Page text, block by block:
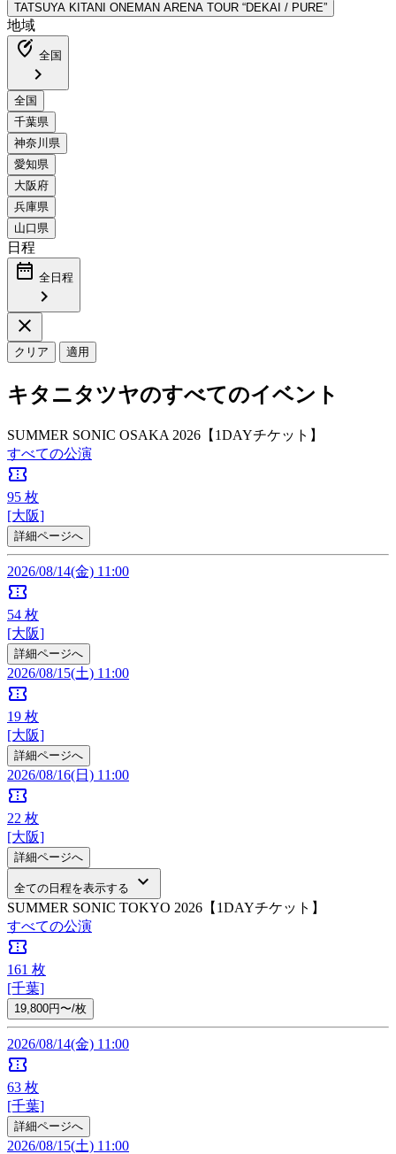
地域
edit_location_alt 全国
chevron_right
日程
date_range 全日程
chevron_right
close
クリア 適用
キタニタツヤのすべてのイベント
SUMMER SONIC OSAKA 2026【1DAYチケット】
すべての公演
confirmation_number
95 枚
[大阪]
詳細ページへ
2026/08/14(金) 11:00
confirmation_number
54 枚
[大阪]
詳細ページへ
2026/08/15(土) 11:00
confirmation_number
19 枚
[大阪]
詳細ページへ
2026/08/16(日) 11:00
confirmation_number
22 枚
[大阪]
詳細ページへ
全ての日程を表示する keyboard_arrow_down
SUMMER SONIC TOKYO 2026【1DAYチケット】
すべての公演
confirmation_number
161 枚
[千葉]
19,800円〜/枚
2026/08/14(金) 11:00
confirmation_number
63 枚
[千葉]
詳細ページへ
2026/08/15(土) 11:00